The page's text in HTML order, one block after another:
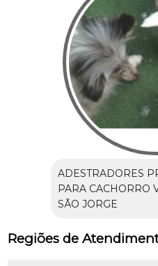
ADESTRADORES
PARA CACHORRO
SÃO JORGE
Regiões de